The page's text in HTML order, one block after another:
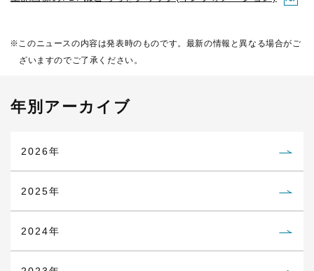
このニュースの内容は発表時のものです。最新の情報と異なる場合がご
ざいますのでご了承ください。
年別アーカイブ
2026年
2025年
2024年